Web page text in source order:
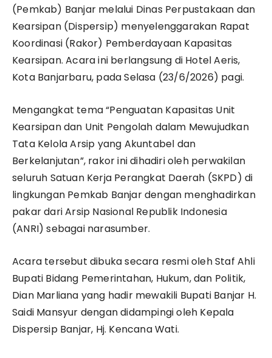
(Pemkab) Banjar melalui Dinas Perpustakaan dan
Kearsipan (Dispersip) menyelenggarakan Rapat
Koordinasi (Rakor) Pemberdayaan Kapasitas
Kearsipan. Acara ini berlangsung di Hotel Aeris,
Kota Banjarbaru, pada Selasa (23/6/2026) pagi.
​Mengangkat tema “Penguatan Kapasitas Unit
Kearsipan dan Unit Pengolah dalam Mewujudkan
Tata Kelola Arsip yang Akuntabel dan
Berkelanjutan”, rakor ini dihadiri oleh perwakilan
seluruh Satuan Kerja Perangkat Daerah (SKPD) di
lingkungan Pemkab Banjar dengan menghadirkan
pakar dari Arsip Nasional Republik Indonesia
(ANRI) sebagai narasumber.
​Acara tersebut dibuka secara resmi oleh Staf Ahli
Bupati Bidang Pemerintahan, Hukum, dan Politik,
Dian Marliana yang hadir mewakili Bupati Banjar H.
Saidi Mansyur dengan didampingi oleh Kepala
Dispersip Banjar, Hj. Kencana Wati.